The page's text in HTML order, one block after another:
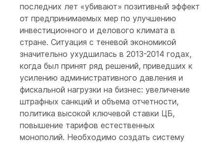
последних лет «убивают» позитивный эффект
от предпринимаемых мер по улучшению
инвестиционного и делового климата в
стране. Ситуация с теневой экономикой
значительно ухудшилась в 2013-2014 годах,
когда был принят ряд решений, приведших к
усилению административного давления и
фискальной нагрузки на бизнес: увеличение
штрафных санкций и объема отчетности,
политика высокой ключевой ставки ЦБ,
повышение тарифов естественных
монополий. Необходимо создать систему